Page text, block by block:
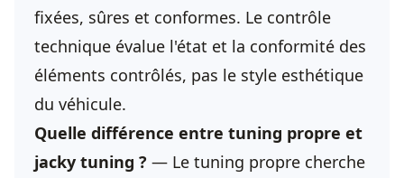
fixées, sûres et conformes. Le contrôle
technique évalue l'état et la conformité des
éléments contrôlés, pas le style esthétique
du véhicule.
Quelle différence entre tuning propre et
jacky tuning ? — Le tuning propre cherche